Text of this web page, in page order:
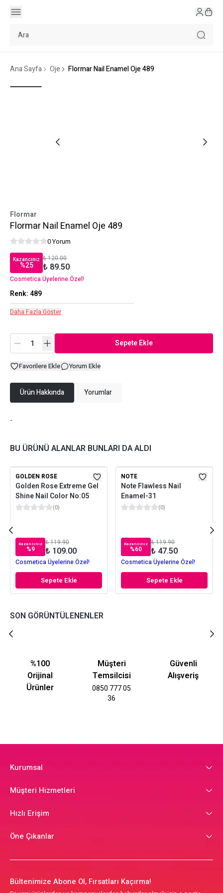
Ana Sayfa Oje Flormar Nail Enamel Oje 489
Flormar
Flormar Nail Enamel Oje 489
0 Yorum
Kazancınız
%25
₺ 120.00
₺ 89.50
Cosmetica Üyelerine Özel!
Renk: 489
Daha Fazla Göster
Sepete Ekle
Favorilere Ekle Yorum Ekle
Ürün Hakkında Yorumlar
-
BU ÜRÜNÜ ALANLAR BUNLARI DA ALDI
GOLDEN ROSE
Golden Rose Extreme Gel
Shine Nail Color No:05
(0)
Kazancınız
%9
₺ 119.90
₺ 109.00
Cosmetica Üyelerine Özel!
Sepete Ekle
NOTE
Note Flawless Nail
Enamel-31
(0)
Kazancınız
%60
₺ 119.90
₺ 47.50
Cosmetica Üyelerine Özel!
Sepete Ekle
SON GÖRÜNTÜLENENLER
%100
Orijinal
Ürünler
Müşteri
Temsilcisi
0850 777 05
36
Güvenli
Alışveriş
Kurumsal
Müşteri Hizmetleri
Hızlı Erişim
Öne Çıkanlar
Bültenimize Abone Ol, Fırsatları Kaçırma!